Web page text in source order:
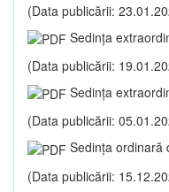
(Data publicării:
Sedinţa
(Data publicării:
Sedinţa
(Data publicării:
Sedinţa ordinară
(Data publicării: